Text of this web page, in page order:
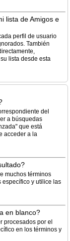
lista de Amigos e
perfil de usuario
También
lista desde esta
del
a búsquedas
que está
acceder a la
muchos términos
específico y utilice las
en blanco?
procesados por el
en los términos y